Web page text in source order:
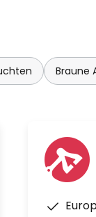
Braune